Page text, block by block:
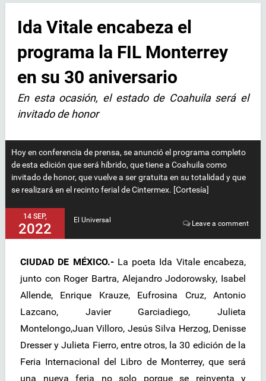
Ida Vitale encabeza el
programa la FIL Monterrey
en su 30 aniversario
En esta ocasión, el estado de Coahuila será el
invitado de honor
Hoy en conferencia de prensa, se anunció el programa completo
de esta edición que será híbrido, que tiene a Coahuila como
invitado de honor, que vuelve a ser gratuita en su totalidad y que
se realizará en el recinto ferial de Cintermex. [Cortesía]
14 SEP,
2022
El Universal Leave a comment
CIUDAD DE MÉXICO.- La poeta Ida Vitale encabeza,
junto con Roger Bartra, Alejandro Jodorowsky, Isabel
Allende, Enrique Krauze, Eufrosina Cruz, Antonio
Lazcano, Javier Garciadiego, Julieta
Montelongo,Juan Villoro, Jesús Silva Herzog, Denisse
Dresser y Julieta Fierro, entre otros, la 30 edición de la
Feria Internacional del Libro de Monterrey, que será
una nueva feria no solo porque se reinventa y